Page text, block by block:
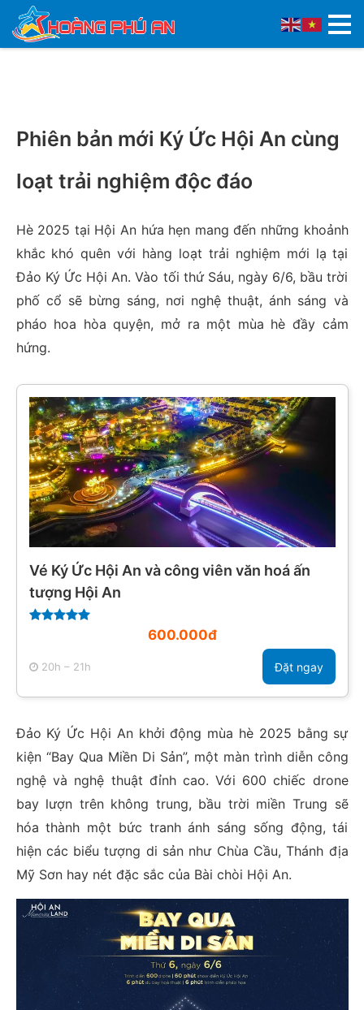
Phiên bản mới Ký Ức Hội An cùng
loạt trải nghiệm độc đáo
Hè 2025 tại Hội An hứa hẹn mang đến những khoảnh
khắc khó quên với hàng loạt trải nghiệm mới lạ tại
Đảo Ký Ức Hội An. Vào tối thứ Sáu, ngày 6/6, bầu trời
phố cổ sẽ bừng sáng, nơi nghệ thuật, ánh sáng và
pháo hoa hòa quyện, mở ra một mùa hè đầy cảm
hứng.
Vé Ký Ức Hội An và công viên văn hoá ấn
tượng Hội An
600.000đ
20h – 21h Đặt ngay
Đảo Ký Ức Hội An khởi động mùa hè 2025 bằng sự
kiện “Bay Qua Miền Di Sản”, một màn trình diễn công
nghệ và nghệ thuật đỉnh cao. Với 600 chiếc drone
bay lượn trên không trung, bầu trời miền Trung sẽ
hóa thành một bức tranh ánh sáng sống động, tái
hiện các biểu tượng di sản như Chùa Cầu, Thánh địa
Mỹ Sơn hay nét đặc sắc của Bài chòi Hội An.